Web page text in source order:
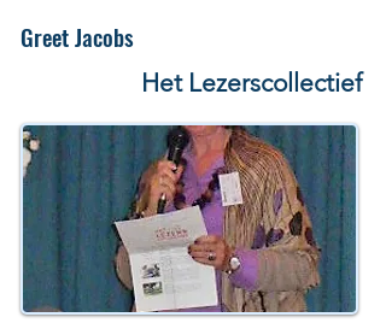
Greet Jacobs
Het Lezerscollectief